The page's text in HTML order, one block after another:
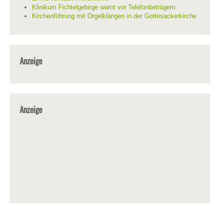
Klinikum Fichtelgebirge warnt vor Telefonbetrügern
Kirchenführung mit Orgelklängen in der Gottesackerkirche
Anzeige
Anzeige